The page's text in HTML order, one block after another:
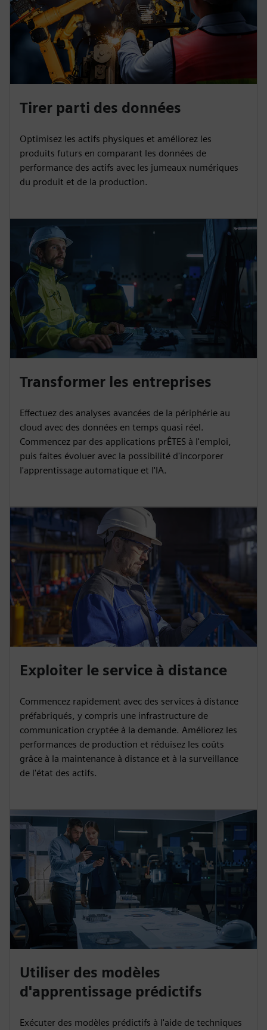
Tirer parti des données
Optimisez les actifs physiques et améliorez les
produits futurs en comparant les données de
performance des actifs avec les jumeaux numériques
du produit et de la production.
Transformer les entreprises
Effectuez des analyses avancées de la périphérie au
cloud avec des données en temps quasi réel.
Commencez par des applications prÊTES à l'emploi,
puis faites évoluer avec la possibilité d'incorporer
l'apprentissage automatique et l'IA.
Exploiter le service à distance
Commencez rapidement avec des services à distance
préfabriqués, y compris une infrastructure de
communication cryptée à la demande. Améliorez les
performances de production et réduisez les coûts
grâce à la maintenance à distance et à la surveillance
de l'état des actifs.
Utiliser des modèles
d'apprentissage prédictifs
Exécuter des modèles prédictifs à l'aide de techniques